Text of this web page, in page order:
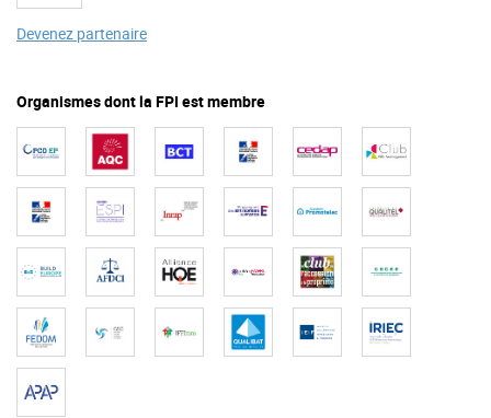
Devenez partenaire
Organismes dont la FPI est membre